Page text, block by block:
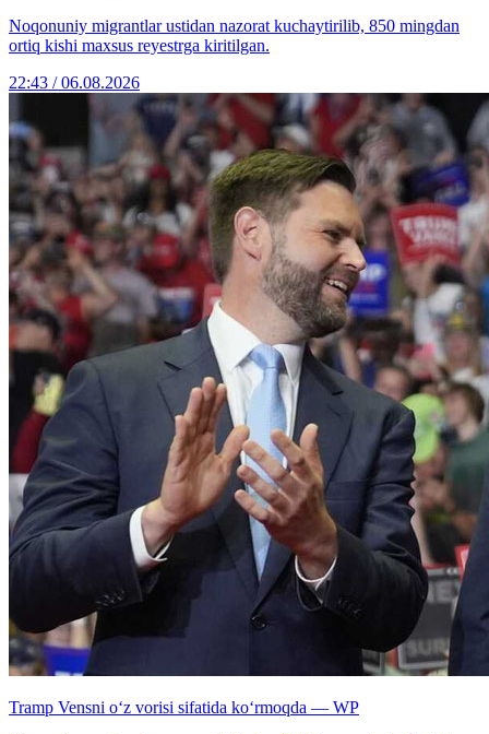
Noqonuniy migrantlar ustidan nazorat kuchaytirilib, 850 mingdan
ortiq kishi maxsus reyestrga kiritilgan.
22:43 / 06.08.2026
Tramp Vensni o‘z vorisi sifatida ko‘rmoqda — WP